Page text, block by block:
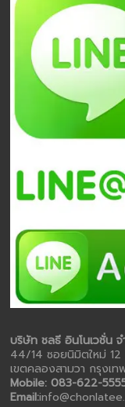
บริษัท ชลธี อินโนเวชั่น
44/14 ซอยนิมิตใหม่
เขตคลองสามวา กรุงเ
Mobile: 083-622-
Email: